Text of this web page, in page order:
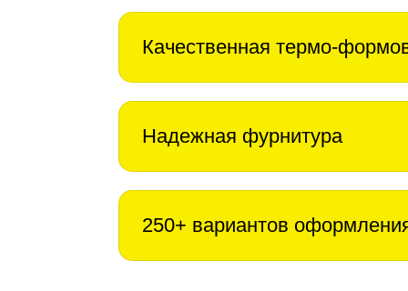
Качественная термо-
Надежная фурнитура
250+ вариантов